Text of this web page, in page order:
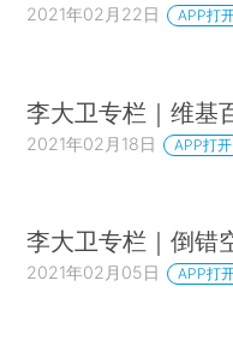
2021年02月22日 APP打
李大卫专栏｜维基
2021年02月18日 APP打开
李大卫专栏｜倒错
2021年02月05日 APP打